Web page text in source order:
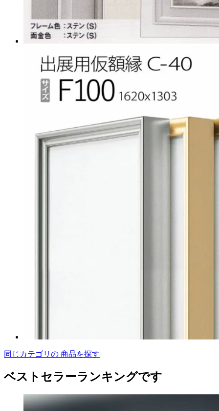
同じカテゴリの 商品を探す
ベストセラーランキングです